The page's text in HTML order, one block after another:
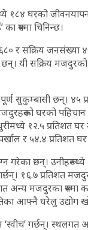
१८४ घरको
रूपमा चिनिन्छ।
र सक्रिय जनसंख्या
छन्। यी सक्रिय
सुकुम्बासी छन्। ४५
घरको पहिचान
१२.५ प्रतिशत घर
र ५४.४ प्रतिशत
छन्। उनीहरूमध्ये
१६.७ प्रतिशत
अन्य मजदुरका रूपमा
आफ्नै घरेलु उद्योग
गर्छन्।